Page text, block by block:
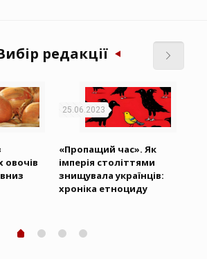
редакції
овочів
25.06.2023
«Пропащий час». Як
імперія століттями
знищувала українців:
хроніка етноциду